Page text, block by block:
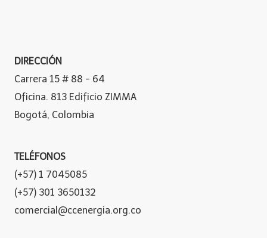
DIRECCIÓN
Carrera 15 # 88 - 64
Oficina. 813 Edificio ZIMMA
Bogotá, Colombia
TELÉFONOS
(+57) 1 7045085
(+57) 301 3650132
comercial@ccenergia.org.co